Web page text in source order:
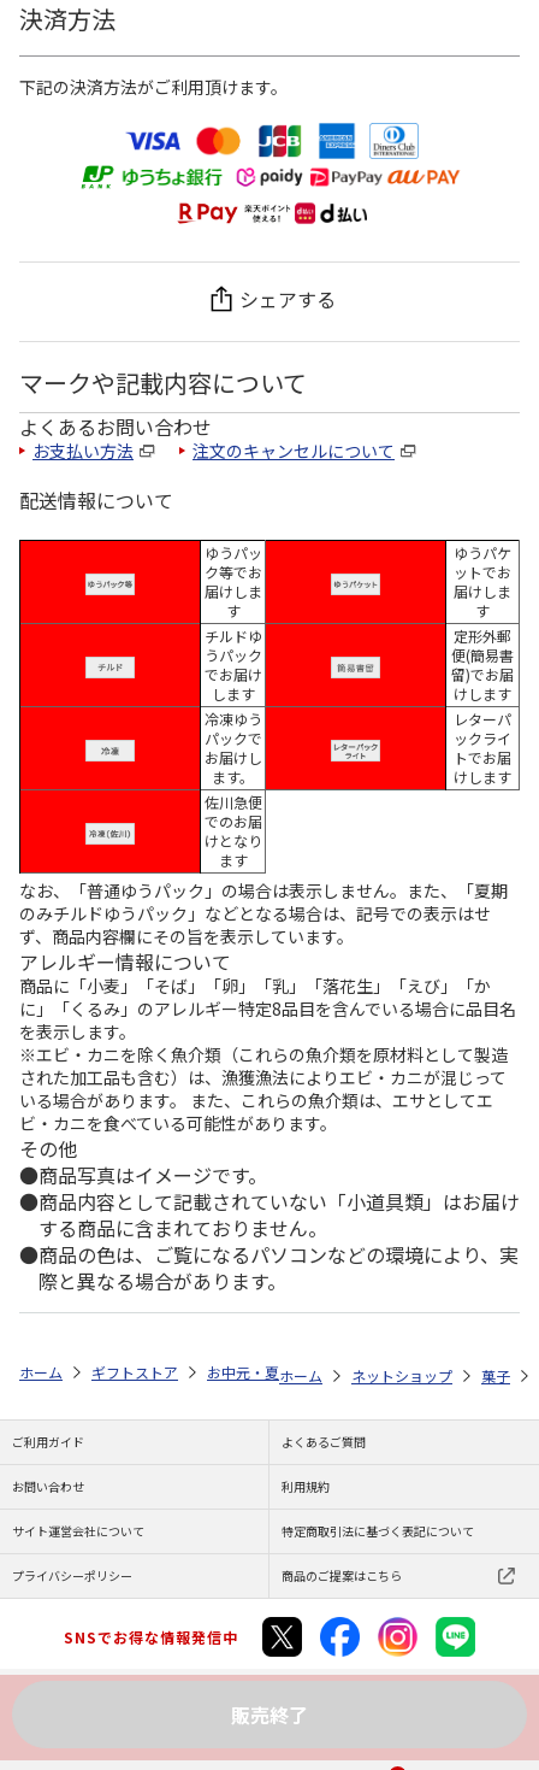
決済方法
下記の決済方法がご利用頂けます。
シェアする
マークや記載内容について
よくあるお問い合わせ
お支払い方法 注文のキャンセルについて
配送情報について
ゆうパッ
ク等でお
届けしま
す
ゆうパケ
ットでお
届けしま
す
チルドゆ
うパック
でお届け
します
定形外郵
便(簡易書
留)でお届
けします
冷凍ゆう
パックで
お届けし
ます。
レターパ
ックライ
トでお届
けします
佐川急便
でのお届
けとなり
ます
なお、「普通ゆうパック」の場合は表示しません。また、「夏期
のみチルドゆうパック」などとなる場合は、記号での表示はせ
ず、商品内容欄にその旨を表示しています。
アレルギー情報について
商品に「小麦」「そば」「卵」「乳」「落花生」「えび」「か
に」「くるみ」のアレルギー特定8品目を含んでいる場合に品目名
を表示します。
※エビ・カニを除く魚介類（これらの魚介類を原材料として製造
された加工品も含む）は、漁獲漁法によりエビ・カニが混じって
いる場合があります。 また、これらの魚介類は、エサとしてエ
ビ・カニを食べている可能性があります。
その他
商品写真はイメージです。
商品内容として記載されていない「小道具類」はお届け
する商品に含まれておりません。
商品の色は、ご覧になるパソコンなどの環境により、実
際と異なる場合があります。
販売終了
ホーム ギフトストア お中元・夏ギフト特集 2026 ゆうゆうギフト
ホーム ネットショップ 菓子
ご利用ガイド よくあるご質問
お問い合わせ 利用規約
サイト運営会社について 特定商取引法に基づく表記について
プライバシーポリシー 商品のご提案はこちら
SNSでお得な情報発信中